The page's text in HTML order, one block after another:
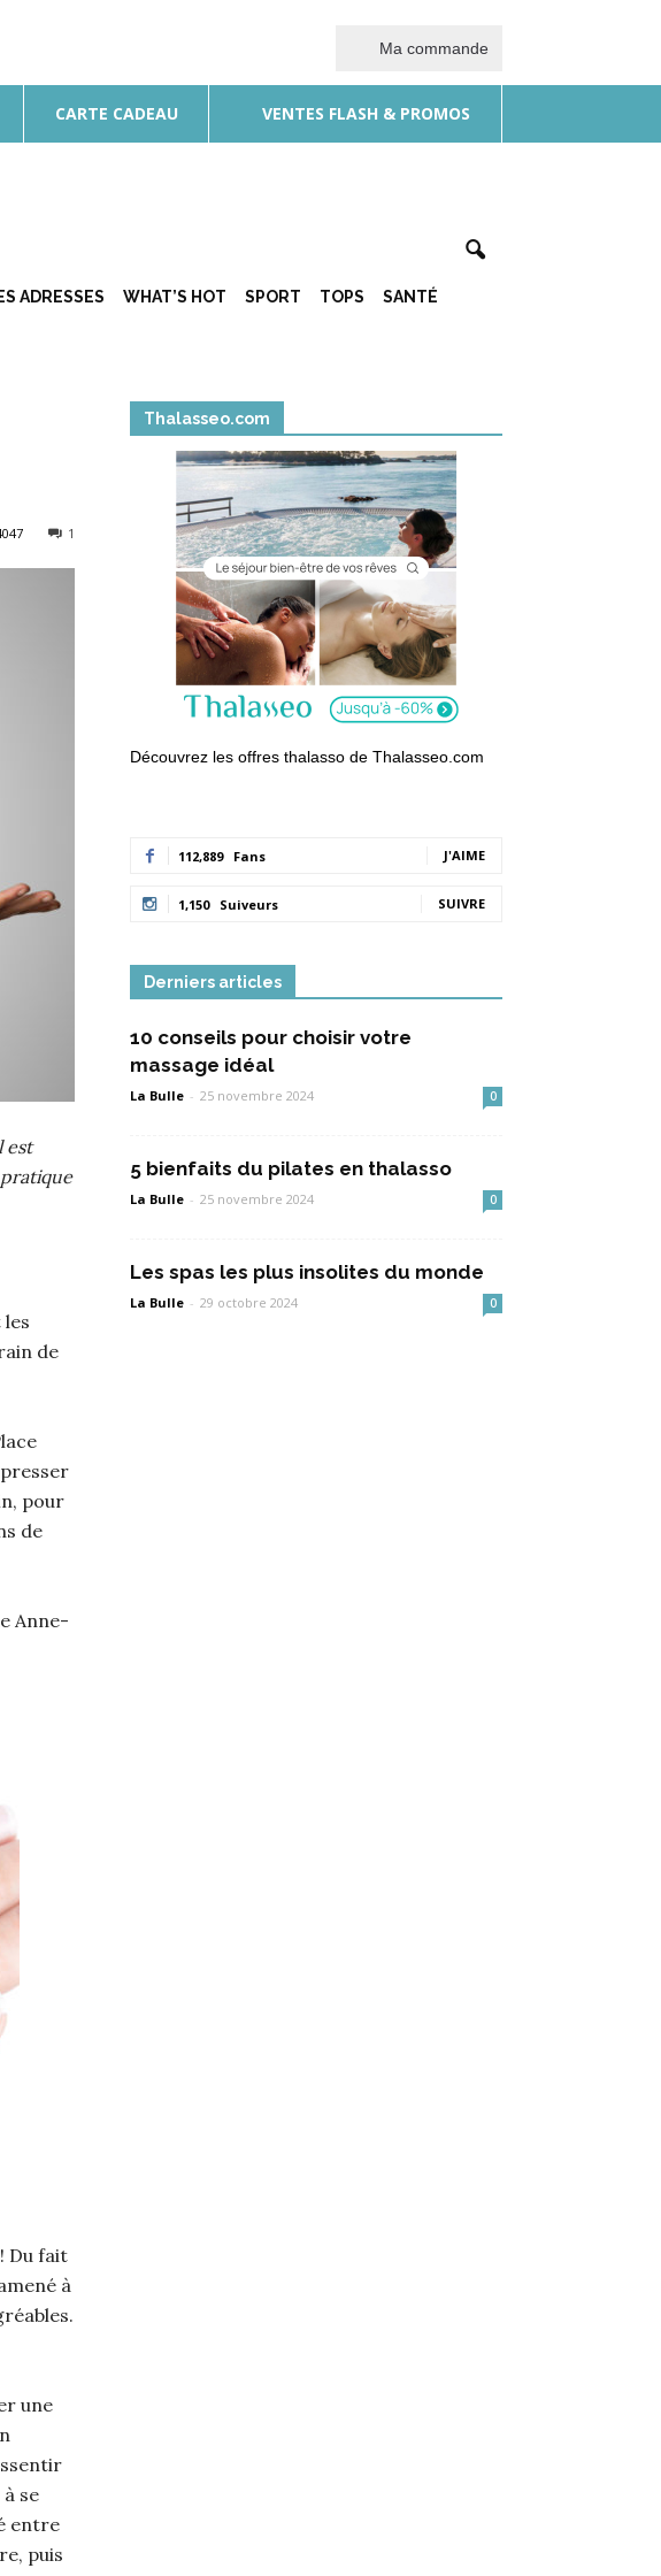
Ma commande
CARTE CADEAU VENTES FLASH & PROMOS
ADRESSES WHAT’S HOT SPORT TOPS SANTÉ
1
est
de
pour
de
Anne-
Du fait
à
une
se
entre
puis
Thalasseo.com
Découvrez les offres thalasso de Thalasseo.com
112,889 Fans J'AIME
1,150 Suiveurs SUIVRE
Derniers articles
10 conseils pour choisir votre
massage idéal
La Bulle - 25 novembre 2024 0
5 bienfaits du pilates en thalasso
La Bulle - 25 novembre 2024 0
Les spas les plus insolites du monde
La Bulle - 29 octobre 2024 0